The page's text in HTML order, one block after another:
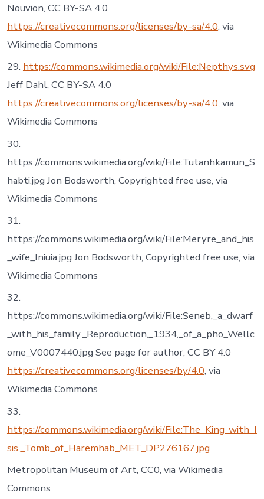
Nouvion, CC BY-SA 4.0
https://creativecommons.org/licenses/by-sa/4.0, via
Wikimedia Commons
29. https://commons.wikimedia.org/wiki/File:Nepthys.svg
Jeff Dahl, CC BY-SA 4.0
https://creativecommons.org/licenses/by-sa/4.0, via
Wikimedia Commons
30.
https://commons.wikimedia.org/wiki/File:Tutanhkamun_S
habti.jpg Jon Bodsworth, Copyrighted free use, via
Wikimedia Commons
31.
https://commons.wikimedia.org/wiki/File:Meryre_and_his
_wife_Iniuia.jpg Jon Bodsworth, Copyrighted free use, via
Wikimedia Commons
32.
https://commons.wikimedia.org/wiki/File:Seneb,_a_dwarf
_with_his_family._Reproduction,_1934,_of_a_pho_Wellc
ome_V0007440.jpg See page for author, CC BY 4.0
https://creativecommons.org/licenses/by/4.0, via
Wikimedia Commons
33.
https://commons.wikimedia.org/wiki/File:The_King_with_I
sis,_Tomb_of_Haremhab_MET_DP276167.jpg
Metropolitan Museum of Art, CC0, via Wikimedia
Commons